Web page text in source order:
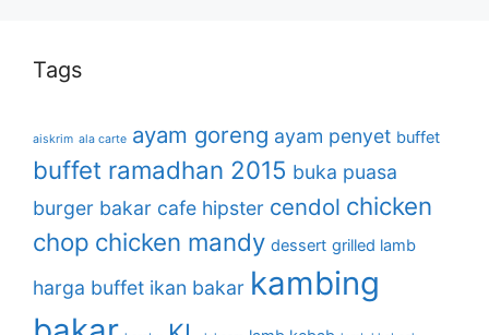
Tags
aiskrim ala carte ayam goreng ayam penyet buffet
buffet ramadhan 2015 buka puasa
burger bakar cafe hipster cendol chicken
chop chicken mandy dessert grilled lamb
harga buffet ikan bakar kambing